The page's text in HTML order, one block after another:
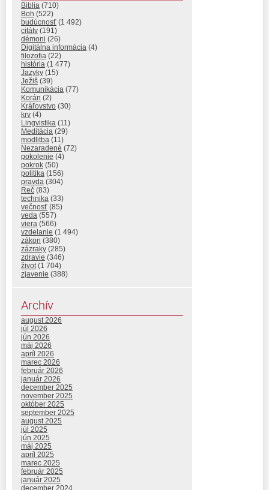
Biblia (710)
Boh (522)
budúcnosť (1 492)
citáty (191)
démoni (26)
Digitálna informácia (4)
filozofia (22)
história (1 477)
Jazyky (15)
Ježiš (39)
Komunikácia (77)
Korán (2)
Kráľovstvo (30)
krv (4)
Lingvistika (11)
Meditácia (29)
modlitba (11)
Nezaradené (72)
pokolenie (4)
pokrok (50)
politika (156)
pravda (304)
Reč (83)
technika (33)
večnosť (85)
veda (557)
viera (566)
vzdelanie (1 494)
zákon (380)
zázraky (285)
zdravie (346)
život (1 704)
zjavenie (388)
Archív
august 2026
júl 2026
jún 2026
máj 2026
apríl 2026
marec 2026
február 2026
január 2026
december 2025
november 2025
október 2025
september 2025
august 2025
júl 2025
jún 2025
máj 2025
apríl 2025
marec 2025
február 2025
január 2025
december 2024